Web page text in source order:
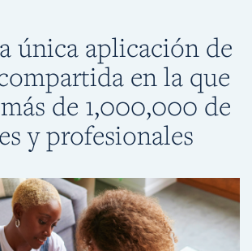
única aplicación de
en la que
de 1,000,000 de
y profesionales